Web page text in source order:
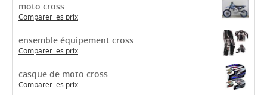
moto cross
Comparer les prix
ensemble équipement cross
Comparer les prix
casque de moto cross
Comparer les prix